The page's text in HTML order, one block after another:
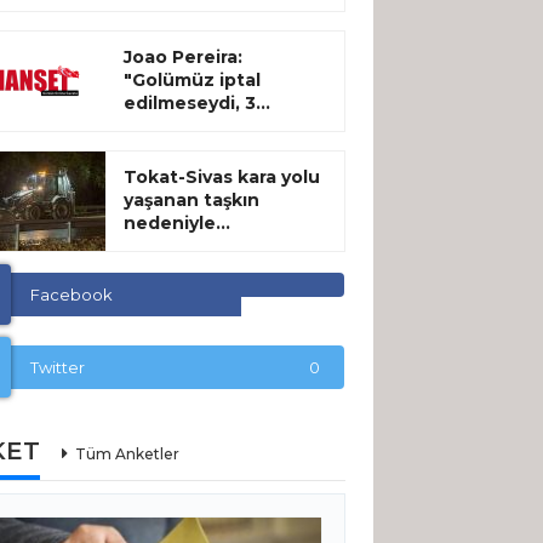
Joao Pereira:
"Golümüz iptal
edilmeseydi, 3...
Tokat-Sivas kara yolu
yaşanan taşkın
nedeniyle...
Facebook
Twitter 0
Tüm Anketler